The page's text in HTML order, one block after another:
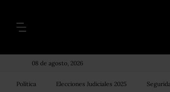
08 de agosto, 2026
Política Elecciones Judiciales 2025